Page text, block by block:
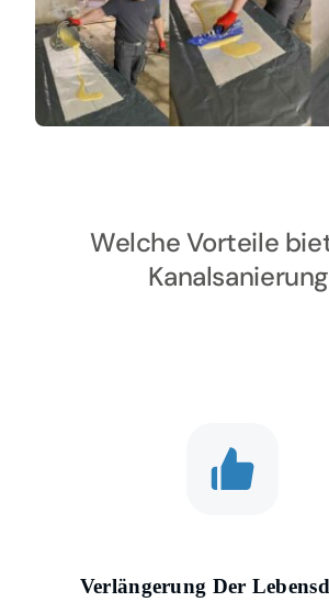
Welche Vorteile
Verlängerung Der